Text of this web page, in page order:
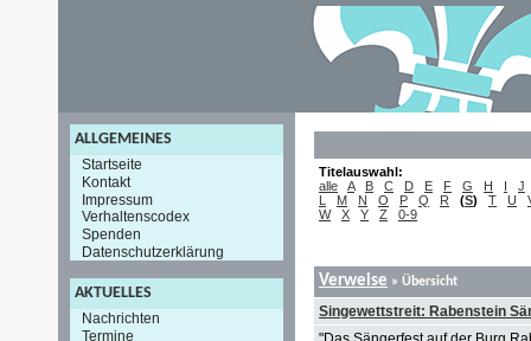
ALLGEMEINES
Startseite
Kontakt
Impressum
Verhaltenscodex
Spenden
Datenschutzerklärung
AKTUELLES
Nachrichten
Termine
Titelauswahl:
alle
A B C D E F G H I
J
L
M N O P Q R (S) T U
W
X Y Z 0-9
Verweise » Übersicht
Singewettstreit: Rabenstein